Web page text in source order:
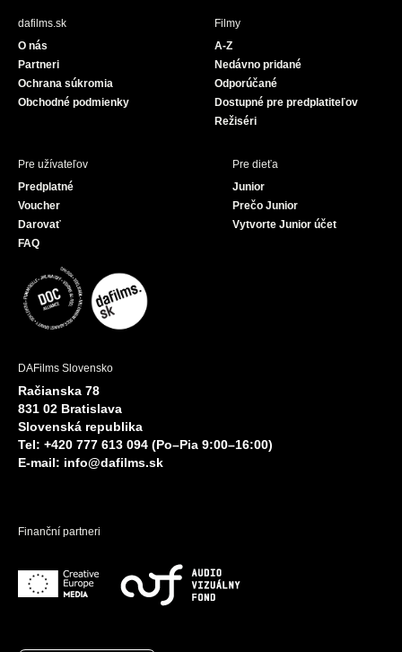
e
dafilms.sk
O nás
Partneri
Ochrana súkromia
Obchodné podmienky
Filmy
A-Z
Nedávno pridané
Odporúčané
Dostupné pre predplatiteľov
Režiséri
Pre užívateľov
Predplatné
Voucher
Darovať
FAQ
Pre dieťa
Junior
Prečo Junior
Vytvorte Junior účet
DAFilms Slovensko
Račianska 78
831 02 Bratislava
Slovenská republika
Tel: +420 777 613 094 (Po–Pia 9:00–16:00)
E-mail: info@dafilms.sk
Finanční partneri